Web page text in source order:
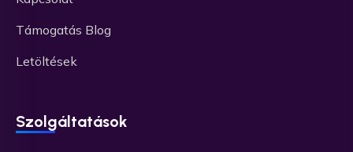
Támogatás Blog
Letöltések
Szolgáltatások